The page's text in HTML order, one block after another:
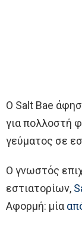
Ο Salt Bae
για πολλοστή
γεύματος σε
Ο γνωστός
εστιατορίων,
Αφορμή: μία